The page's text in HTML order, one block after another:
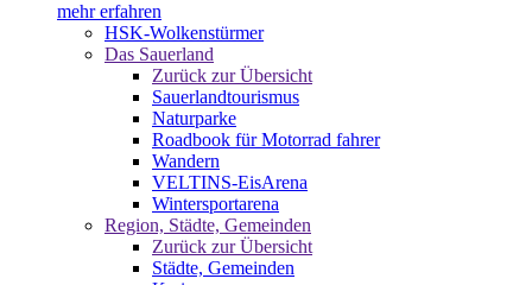
mehr erfahren
HSK-Wolkenstürmer
Das Sauerland
Zurück zur Übersicht
Sauerlandtourismus
Naturparke
Roadbook für Motorrad fahrer
Wandern
VELTINS-EisArena
Wintersportarena
Region, Städte, Gemeinden
Zurück zur Übersicht
Städte, Gemeinden